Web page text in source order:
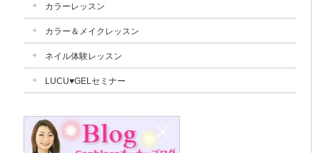
カラーレッスン
カラー＆メイクレッスン
ネイル体験レッスン
LUCU♥GELセミナー